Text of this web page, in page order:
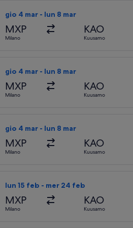
gio 4 mar - lun 8 mar
MXP
Milano
KAO
Kuusamo
gio 4 mar - lun 8 mar
MXP
Milano
KAO
Kuusamo
gio 4 mar - lun 8 mar
MXP
Milano
KAO
Kuusamo
lun 15 feb - mer 24 feb
MXP
Milano
KAO
Kuusamo